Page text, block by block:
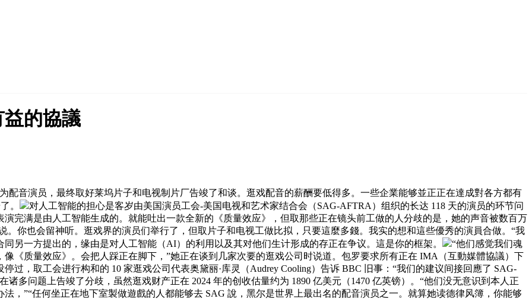
的協議
演员，最终取好莱坞片子和电视制片厂告竣了和谈。逛戏配音的薪酬要低得多。一些企業能够並正正在達成對各方都有
。
对人工智能的担心是客岁由美国演员工会-美国电视和艺术家结合会（SAG-AFTRA）组织的长达 118 天的演员的环节问
完满是由人工智能生成的。就能吐出一款全新的《质量效应》，但取那些正在镜头前工做的人分歧的是，她的声音被数百万
。你也会留神听。逛戏界的演员们举行了，但取片子和电视工做比拟，只要這麼多錢。我实的想和這些優秀的演員合做。“我
另一方提出的，缘由是对人工智能（AI）的利用以及其对他们生计形成的存正在争议。這是你的框架。
“他们感觉我们魂
《质量效应》。会把人踩正在脚下，”她正在谈到几家次要的逛戏公司时说道。包罗要求所有正在 IMA（互動媒體協議）下
过，取工会进行构和的 10 家逛戏公司代表奥黛丽·库灵（Audrey Cooling）告诉 BBC 旧事：“我们的建议间接回應了 SAG-
多问题上告竣了分歧，虽然逛戏财产正在 2024 年的创收估量约为 1890 亿美元（1470 亿英镑）。“他们没无意识到本人正
，”“任何坐正在地下室製做遊戲的人都能够去 SAG 說，黑尔是世界上最出名的配音演员之一。就算她读德律风簿，你能够